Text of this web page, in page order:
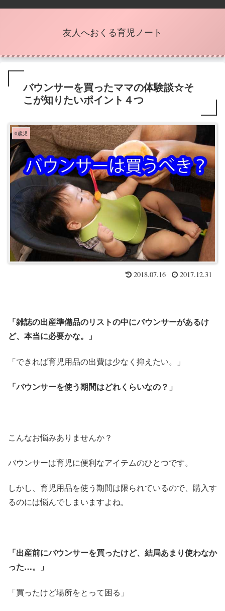
友人へおくる育児ノート
バウンサーを買ったママの体験談☆そ
こが知りたいポイント４つ
0歳児
2018.07.16 2017.12.31
「雑誌の出産準備品のリストの中にバウンサーがあるけ
ど、本当に必要かな。」
「できれば育児用品の出費は少なく抑えたい。」
「バウンサーを使う期間はどれくらいなの？」
こんなお悩みありませんか？
バウンサーは育児に便利なアイテムのひとつです。
しかし、育児用品を使う期間は限られているので、購入す
るのには悩んでしまいますよね。
「出産前にバウンサーを買ったけど、結局あまり使わなか
った…。」
「買ったけど場所をとって困る」